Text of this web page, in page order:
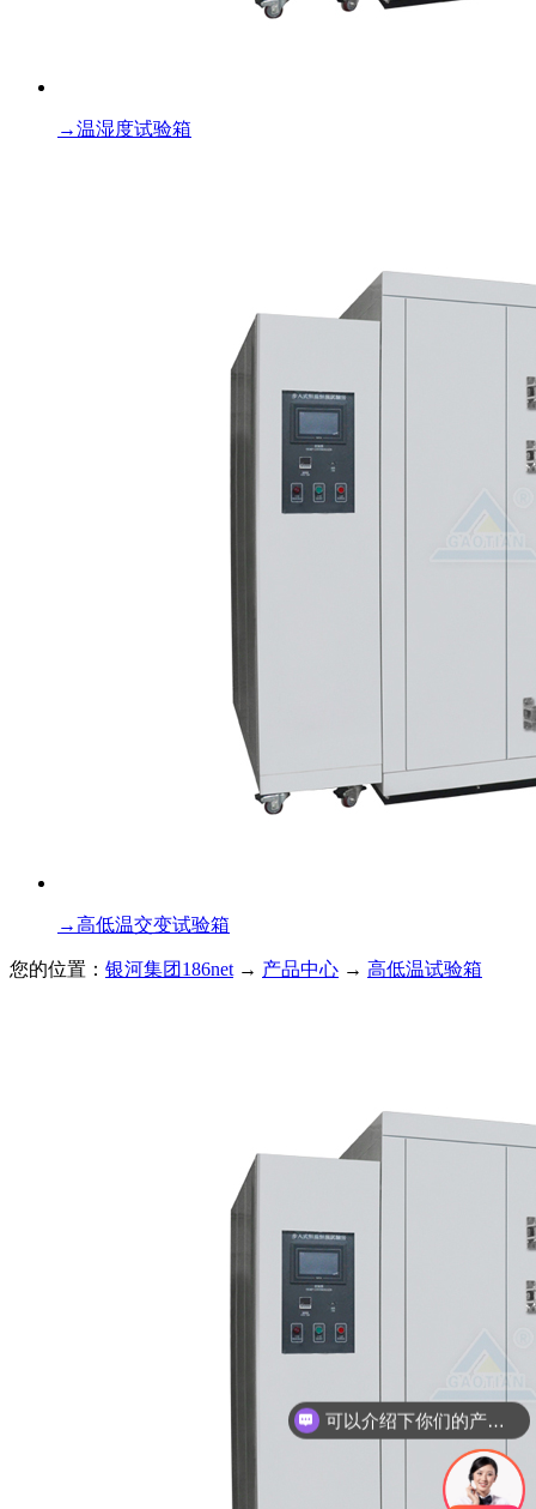
→温湿度试验箱
→高低温交变试验箱
您的位置： 银河集团186net → 产品中心 → 高低温试验箱
你们是怎么收费的呢